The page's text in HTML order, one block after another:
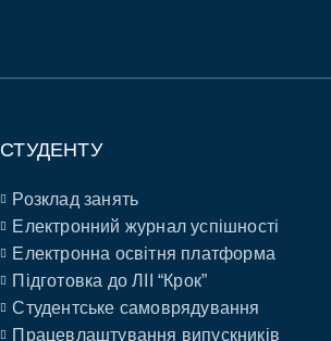
СТУДЕНТУ
Розклад занять
Електронний журнал успішності
Електронна освітня платформа
Підготовка до ЛІІ “Крок”
Студентське самоврядування
Працевлаштування випускників